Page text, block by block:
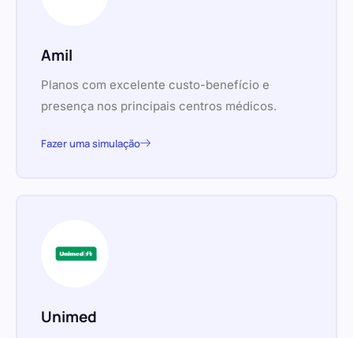
Amil
Planos com excelente custo-benefício e
presença nos principais centros médicos.
Fazer uma simulação
Unimed